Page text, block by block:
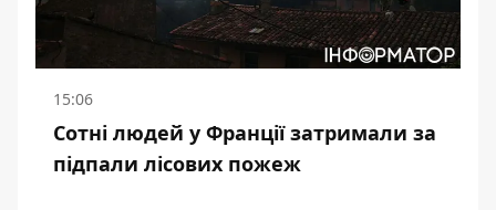
15:06
Сотні людей у Франції затримали за
підпали лісових пожеж